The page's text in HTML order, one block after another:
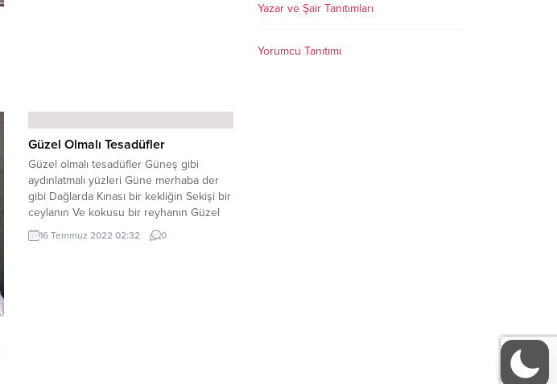
Güzel Olmalı Tesadüfler
Güzel olmalı tesadüfler Güneş gibi
aydınlatmalı yüzleri Güne merhaba der
gibi Dağlarda Kınası bir kekliğin Sekişi bir
ceylanın Ve kokusu bir reyhanın Güzel
olmalı tesadüfler Güzelden de öte olmalı
Bir anlık göz göze geliş Aynı şeyi aynı
16 Temmuz 2022 02:32 0
Yazar ve Şair Tanıtımları
Yorumcu Tanıtımı